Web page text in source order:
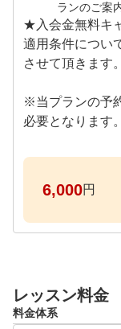
ランのご案内
★入会金無料キ
適用条件につい
させて頂きます。
※当プランの予
必要となります。
※期日までにお
ルとなります。
プロコーチによ
超高性能シミュ
るマンツーマン
ゴルフの上達に
しください！
6,000円
レッスン料金
料金体系